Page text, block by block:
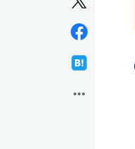
more_horiz